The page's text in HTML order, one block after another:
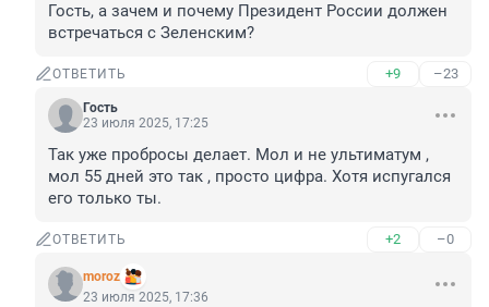
Гость, а зачем и почему Президент России должен
встречаться с Зеленским?
ОТВЕТИТЬ +9 –23
Гость
23 июля 2025, 17:25
Так уже пробросы делает. Мол и не ультиматум ,
мол 55 дней это так , просто цифра. Хотя испугался
его только ты.
ОТВЕТИТЬ +2 –0
moroz
23 июля 2025, 17:36